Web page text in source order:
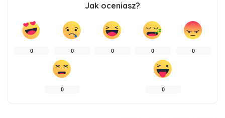
Jak oceniasz?
0 0 0 0 0
0 0